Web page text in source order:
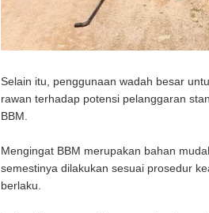
Selain itu, penggunaan wadah besar
rawan terhadap potensi pelanggaran
BBM.
Mengingat BBM merupakan bahan
semestinya dilakukan sesuai prosedur
berlaku.